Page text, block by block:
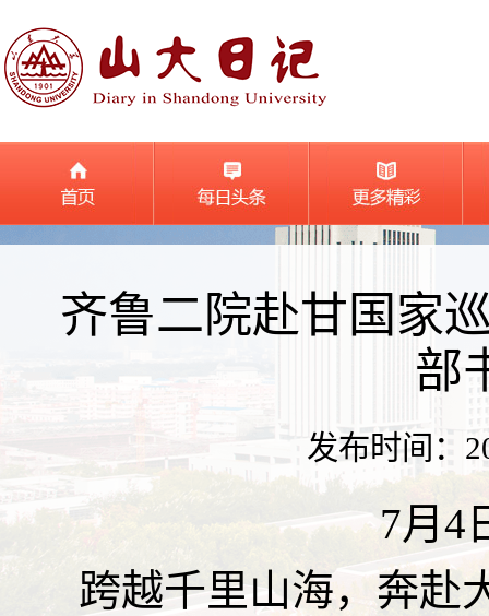
齐鲁二院赴甘国家
部
发布时间：
7月4
跨越千里山海，奔赴